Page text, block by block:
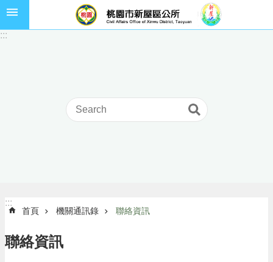
跳到主要內容區塊
介
紹
訊
息
:::
:::
:::
首頁 機關通訊錄 聯絡資訊
聯絡資訊